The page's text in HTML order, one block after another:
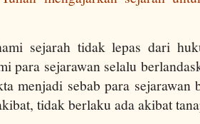
sejarah tidak lepas dari
para sejarawan selalu
menjadi sebab para
tidak berlaku ada akibat